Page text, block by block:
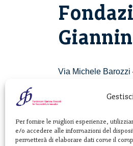
Per fornire le migliori esperienze,
e/o accedere alle informazioni del
permetterà di elaborare dati come il
Via Michele Barozzi
T. +39 02 781933